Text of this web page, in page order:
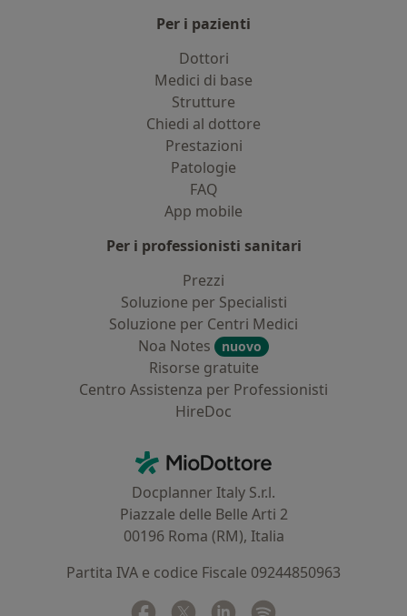
Per i pazienti
Dottori
Medici di base
Strutture
Chiedi al dottore
Prestazioni
Patologie
FAQ
App mobile
Per i professionisti sanitari
Prezzi
Soluzione per Specialisti
Soluzione per Centri Medici
Noa Notes
nuovo
Risorse gratuite
Centro Assistenza per Professionisti
HireDoc
MioDottore - Homepage
Docplanner Italy S.r.l.
Piazzale delle Belle Arti 2
00196 Roma (RM), Italia
Partita IVA e codice Fiscale 09244850963
Facebook
si apre in una nuova scheda
Twitter
si apre in una nuova scheda
Linkedin
si apre in una nuova